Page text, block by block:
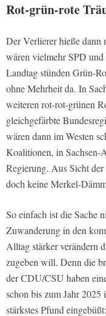
Rot-grün-rote
Der Verlierer hieße
wären vielmehr SPD
Landtag stünden Grün-
ohne Mehrheit da. In
weiteren rot-rot-grünen
gleichgefärbte
wären dann im Westen
Koalitionen, in Sachsen-
Regierung. Aus Sicht
doch keine Merkel-
So einfach ist die Sache
Zuwanderung in den
Alltag stärker verändern
zugeben will. Denn die
der CDU/CSU haben
schon bis zum Jahr
stärkstes Pfund